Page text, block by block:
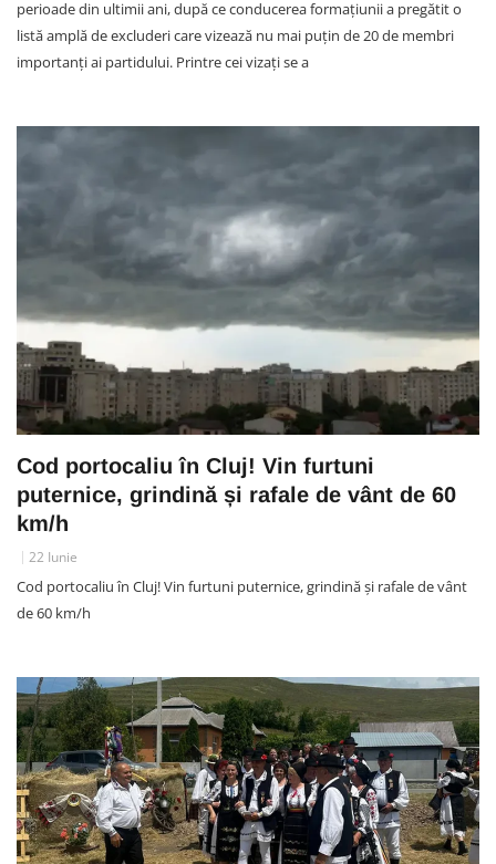
perioade din ultimii ani, după ce conducerea formațiunii a pregătit o
listă amplă de excluderi care vizează nu mai puțin de 20 de membri
importanți ai partidului. Printre cei vizați se a
Cod portocaliu în Cluj! Vin furtuni
puternice, grindină și rafale de vânt de 60
km/h
22 Iunie
Cod portocaliu în Cluj! Vin furtuni puternice, grindină și rafale de vânt
de 60 km/h